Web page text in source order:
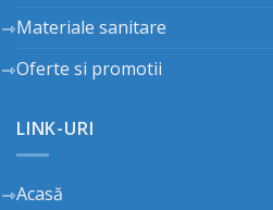
Materiale sanitare
Oferte si promotii
LINK-URI
Acasă